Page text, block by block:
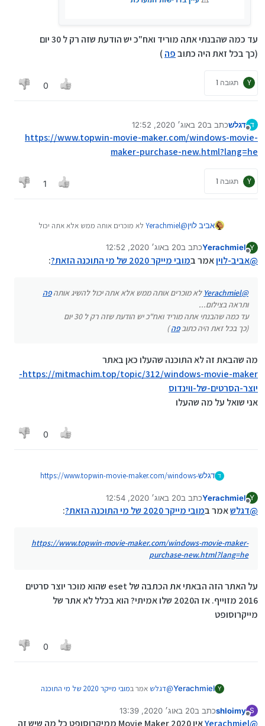
עד כמה שהבנתי אתה מוריד ואח"כ יש הודעת שזה רק ל 30 יום
(כך בכל זאת היה כתובפה)
Y תגובה 1 0
ד
מנותק
דגלשכתב ב20 באוג׳ 2020, 12:52
נערך לאחרונה על ידי
https://www.topwin-movie-maker.com/windows-movie-
maker-purchase-new.html?lang=he
Y תגובה 1 1
אביב לוין@
Yerachmiel לא מוכרים אותה ממש אלא אתה יכול
ותראה בצילום...
עד כמה שהבנתי אתה מוריד ואח"כ יש הודעת שזה רק ל 30
(כך בכל זאת היה כתוב
Y
Yerachmielכתב ב20 באוג׳ 2020, 12:52
נערך לאחרונה על ידי Yerachmiel
@אביב-לויןאמר במובי מייקר 2020 של מי התוכנה הזאת? :
@
Yerachmiel לא מוכרים אותה ממש אלא אתה יכול להשיג אותהפה
ותראה בצילום...
עד כמה שהבנתי אתה מוריד ואח"כ יש הודעת שזה רק ל 30 יום
(כך בכל זאת היה כתובפה)
מה שהבאת זה לא התוכנה שהעלו כאן באתר
https://mitmachim.top/topic/312/windows-movie-maker-
יוצר-הסרטים-של-ווינדוס
אני שואל על מה שהעלו
0
ד דגלשhttps://www.topwin-movie-maker.com/windows-
Y
מנותק
Yerachmielכתב ב20 באוג׳ 2020, 12:54
נערך לאחרונה על ידי Yerachmiel
@דגלשאמר במובי מייקר 2020 של מי התוכנה הזאת? :
https://www.topwin-movie-maker.com/windows-movie-maker-
purchase-new.html?lang=he
על האתר הזה הבאתי את הכתבה של eset שהוא מוכר יוצר סרטים
2016 מזוייף. אז ה2020 שלו אמיתי? הוא בכלל לא אתר של
מייקרוסופט
0
Y
Yerachmiel
@דגלש אמר ב
מובי מייקר 2020 של מי התוכנה
https://www.topwin-movie-
S
מנותק
shloimyכתב ב20 באוג׳ 2020, 13:39
נערך לאחרונה על ידי shloimy